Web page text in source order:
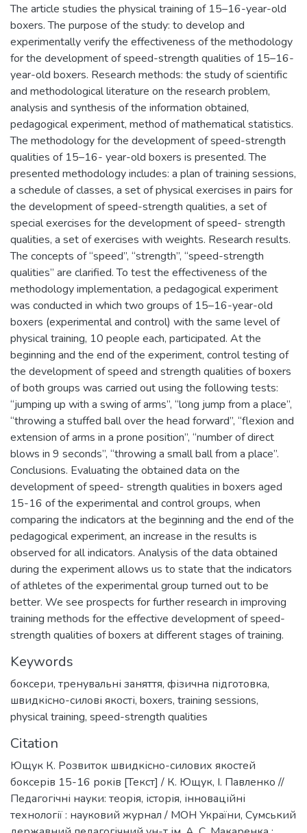
The article studies the physical training of 15–16-year-old
boxers. The purpose of the study: to develop and
experimentally verify the effectiveness of the methodology
for the development of speed-strength qualities of 15–16-
year-old boxers. Research methods: the study of scientific
and methodological literature on the research problem,
analysis and synthesis of the information obtained,
pedagogical experiment, method of mathematical statistics.
The methodology for the development of speed-strength
qualities of 15–16- year-old boxers is presented. The
presented methodology includes: a plan of training sessions,
a schedule of classes, a set of physical exercises in pairs for
the development of speed-strength qualities, a set of
special exercises for the development of speed- strength
qualities, a set of exercises with weights. Research results.
The concepts of “speed”, “strength”, “speed-strength
qualities” are clarified. To test the effectiveness of the
methodology implementation, a pedagogical experiment
was conducted in which two groups of 15–16-year-old
boxers (experimental and control) with the same level of
physical training, 10 people each, participated. At the
beginning and the end of the experiment, control testing of
the development of speed and strength qualities of boxers
of both groups was carried out using the following tests:
“jumping up with a swing of arms”, “long jump from a place”,
“throwing a stuffed ball over the head forward”, “flexion and
extension of arms in a prone position”, “number of direct
blows in 9 seconds”, “throwing a small ball from a place”.
Conclusions. Evaluating the obtained data on the
development of speed- strength qualities in boxers aged
15-16 of the experimental and control groups, when
comparing the indicators at the beginning and the end of the
pedagogical experiment, an increase in the results is
observed for all indicators. Analysis of the data obtained
during the experiment allows us to state that the indicators
of athletes of the experimental group turned out to be
better. We see prospects for further research in improving
training methods for the effective development of speed-
strength qualities of boxers at different stages of training.
Keywords
боксери, тренувальні заняття, фізична підготовка,
швидкісно-силові якості, boxers, training sessions,
physical training, speed-strength qualities
Citation
Ющук К. Розвиток швидкісно-силових якостей
боксерів 15-16 років [Текст] / К. Ющук, І. Павленко //
Педагогічні науки: теорія, історія, інноваційні
технології : науковий журнал / МОН України, Сумський